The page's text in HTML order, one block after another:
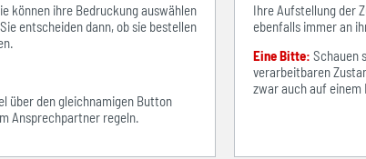
können ihre Bedruckung auswählen
entscheiden dann, ob sie bestellen
über den gleichnamigen Button
Ansprechpartner regeln.
Ihre Aufstellung der
ebenfalls immer an
Eine Bitte: Schauen
verarbeitbaren
zwar auch auf einem